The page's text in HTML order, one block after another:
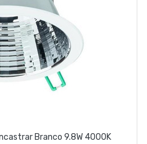
Branco 9.8W 4000K